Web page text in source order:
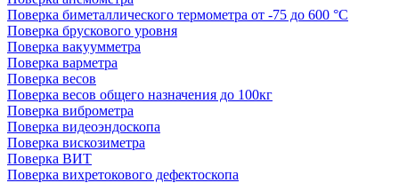
Поверка биметаллического термометра от -75 до 600 °С
Поверка брускового уровня
Поверка вакуумметра
Поверка варметра
Поверка весов
Поверка весов общего назначения до 100кг
Поверка виброметра
Поверка видеоэндоскопа
Поверка вискозиметра
Поверка ВИТ
Поверка вихретокового дефектоскопа